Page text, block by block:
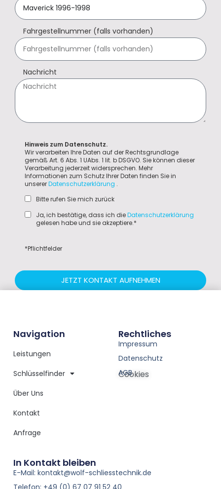
Fahrgestellnummer (falls vorhanden)
Nachricht
Hinweis zum Datenschutz.
Wir verarbeiten Ihre Daten auf der Rechtsgrundlage
gemäß Art. 6 Abs. 1 UAbs. 1 lit. b DSGVO. Sie können dieser
Verarbeitung jederzeit widersprechen. Mehr
Informationen zum Schutz Ihrer Daten finden Sie in
unsererDatenschutzerklärung .
Bitte rufen Sie mich zurück
Ja, ich bestätige, dass ich dieDatenschutzerklärung
gelesen habe und sie akzeptiere.*
*Pflichtfelder
JETZT KONTAKT AUFNEHMEN
In Kontakt bleiben
E-Mail: kontakt@wolf-schliesstechnik.de
Navigation
Leistungen
Schlüsselfinder
Über Uns
Kontakt
Anfrage
Rechtliches
Impressum
Datenschutz
AGB
Cookies